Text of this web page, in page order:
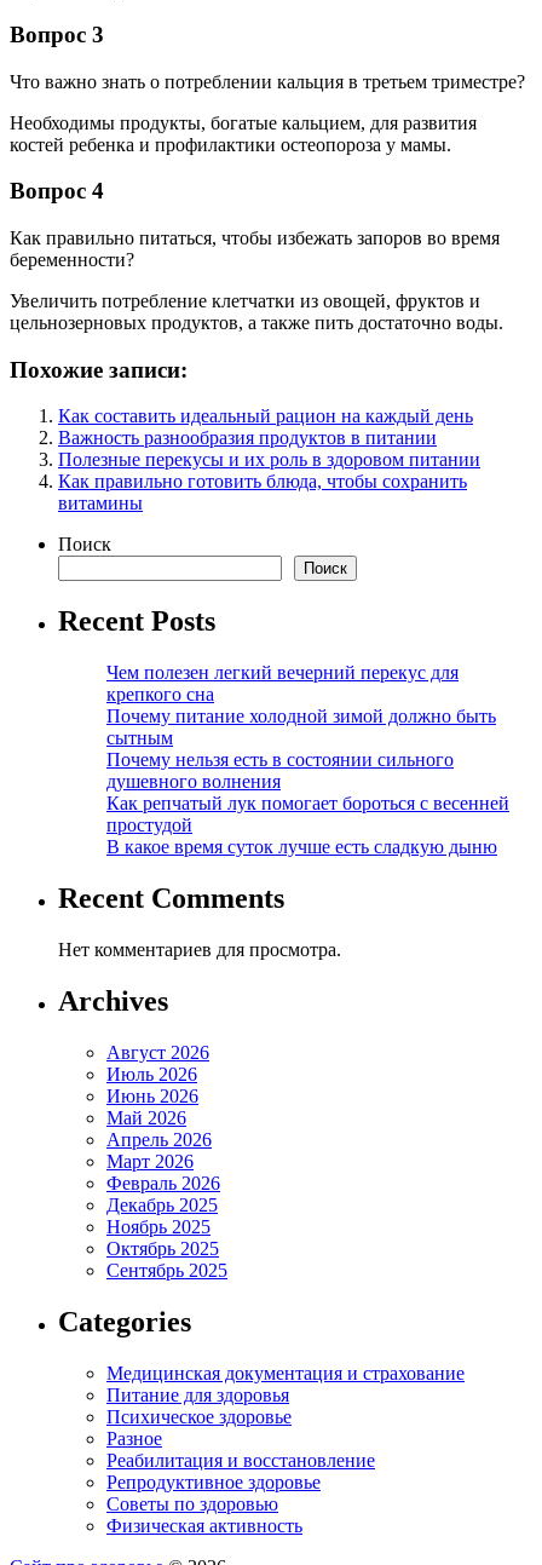
Вопрос 3
Что важно знать о потреблении кальция в третьем триместре?
Необходимы продукты, богатые кальцием, для развития
костей ребенка и профилактики остеопороза у мамы.
Вопрос 4
Как правильно питаться, чтобы избежать запоров во время
беременности?
Увеличить потребление клетчатки из овощей, фруктов и
цельнозерновых продуктов, а также пить достаточно воды.
Похожие записи:
Как составить идеальный рацион на каждый день
Важность разнообразия продуктов в питании
Полезные перекусы и их роль в здоровом питании
Как правильно готовить блюда, чтобы сохранить
витамины
Поиск
Поиск
Recent Posts
Чем полезен легкий вечерний перекус для
крепкого сна
Почему питание холодной зимой должно быть
сытным
Почему нельзя есть в состоянии сильного
душевного волнения
Как репчатый лук помогает бороться с весенней
простудой
В какое время суток лучше есть сладкую дыню
Recent Comments
Нет комментариев для просмотра.
Archives
Август 2026
Июль 2026
Июнь 2026
Май 2026
Апрель 2026
Март 2026
Февраль 2026
Декабрь 2025
Ноябрь 2025
Октябрь 2025
Сентябрь 2025
Categories
Медицинская документация и страхование
Питание для здоровья
Психическое здоровье
Разное
Реабилитация и восстановление
Репродуктивное здоровье
Советы по здоровью
Физическая активность